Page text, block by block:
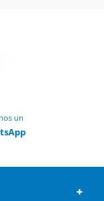
un